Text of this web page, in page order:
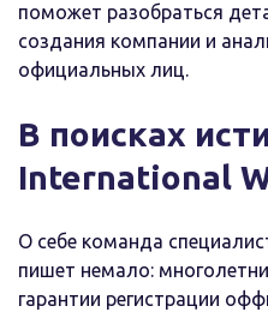
поможет разобраться
создания компании и
официальных лиц.
В поисках
International
О себе команда
пишет немало:
гарантии регистрации